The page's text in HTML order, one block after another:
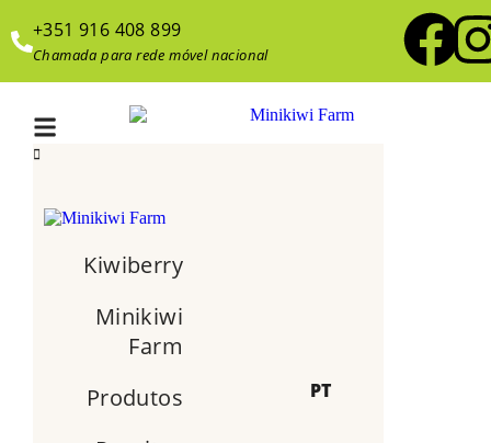
+351 916 408 899
Chamada para rede móvel nacional
Kiwiberry
Minikiwi
Farm
Produtos
PT